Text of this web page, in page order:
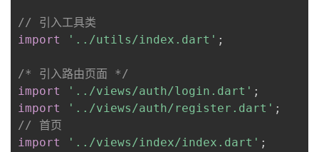
// 引入工具类
import
'../utils/index.dart' ;
/* 引入路由页面 */
import
'../views/auth/login.dart' ;
import
'../views/auth/register.dart' ;
// 首页
import
'../views/index/index.dart' ;